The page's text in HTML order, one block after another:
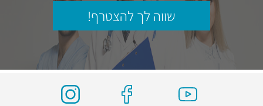
שווה לך להצטרף!